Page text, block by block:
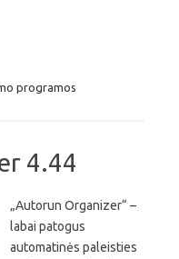
programos
4.44
„Autorun Organizer“ –
labai patogus
automatinės paleisties